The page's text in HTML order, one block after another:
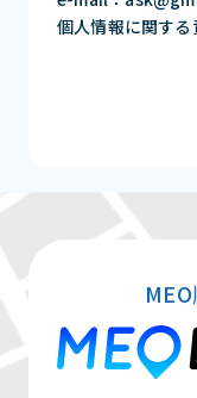
個人情報に関す